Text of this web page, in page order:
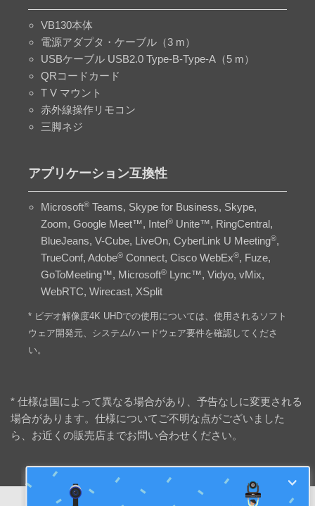
VB130本体
電源アダプタ・ケーブル（3 m）
USBケーブル USB2.0 Type-B-Type-A（5 m）
QRコードカード
T V マウント
赤外線操作リモコン
三脚ネジ
アプリケーション互換性
Microsoft® Teams, Skype for Business, Skype,
Zoom, Google Meet™, Intel® Unite™, RingCentral,
BlueJeans, V-Cube, LiveOn, CyberLink U Meeting®,
TrueConf, Adobe® Connect, Cisco WebEx®, Fuze,
GoToMeeting™, Microsoft® Lync™, Vidyo, vMix,
WebRTC, Wirecast, XSplit
* ビデオ解像度4K UHDでの使用については、使用されるソフト
ウェア開発元、システム/ハードウェア要件を確認してくださ
い。
* 仕様は国によって異なる場合があり、予告なしに変更される
場合があります。仕様についてご不明な点がございました
ら、お近くの販売店までお問い合わせください。